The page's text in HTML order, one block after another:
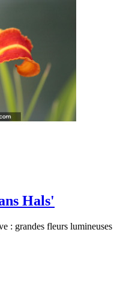
Hals'
: grandes fleurs lumineuses